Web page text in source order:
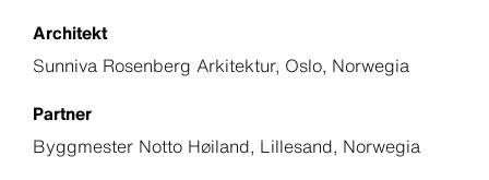
Architekt
Sunniva Rosenberg Arkitektur, Oslo, Norwegia
Partner
Byggmester Notto Høiland, Lillesand, Norwegia